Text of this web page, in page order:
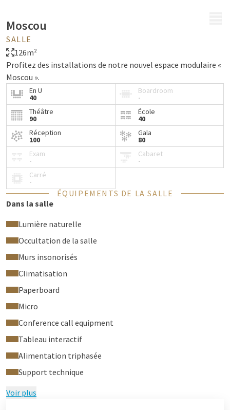
Moscou
SALLE
126m²
Profitez des installations de notre nouvel espace modulaire «
Moscou ».
En U
40
Boardroom
-
Théâtre
90
École
40
Réception
100
Gala
80
Exam
-
Cabaret
-
Carré
-
ÉQUIPEMENTS DE LA SALLE
Dans la salle
Lumière naturelle
Occultation de la salle
Murs insonorisés
Climatisation
Paperboard
Micro
Conference call equipment
Tableau interactif
Alimentation triphasée
Support technique
Voir plus